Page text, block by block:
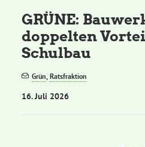
GRÜNE:
doppelten
Schulbau
Grün,Ratsfraktion
16. Juli 2026